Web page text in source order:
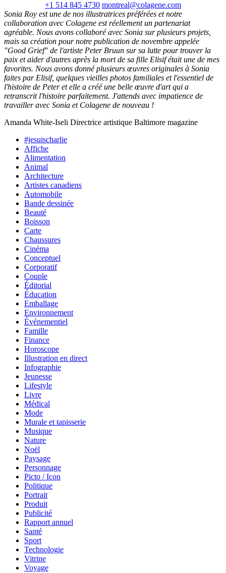
+1 514 845 4730 montreal@colagene.com
Sonia Roy est une de nos illustratrices préférées et notre
collaboration avec Colagene est réellement un partenariat
agréable. Nous avons collaboré avec Sonia sur plusieurs projets,
mais sa création pour notre publication de novembre appelée
"Good Grief" de l'artiste Peter Bruun sur sa lutte pour trouver la
paix et aider d'autres après la mort de sa fille Elisif était une de mes
favorites. Nous avons donné plusieurs œuvres originales à Sonia
faites par Elisif, quelques vieilles photos familiales et l'essentiel de
l'histoire de Peter et elle a créé une belle œuvre d'art qui a
retranscrit l'histoire parfaitement. J'attends avec impatience de
travailler avec Sonia et Colagene de nouveau !
Amanda White-Iseli Directrice artistique Baltimore magazine
#jesuischarlie
Affiche
Alimentation
Animal
Architecture
Artistes canadiens
Automobile
Bande dessinée
Beauté
Boisson
Carte
Chaussures
Cinéma
Conceptuel
Corporatif
Couple
Éditorial
Éducation
Emballage
Environnement
Événementiel
Famille
Finance
Horoscope
Illustration en direct
Infographie
Jeunesse
Lifestyle
Livre
Médical
Mode
Murale et tapisserie
Musique
Nature
Noël
Paysage
Personnage
Picto / Icon
Politique
Portrait
Produit
Publicité
Rapport annuel
Santé
Sport
Technologie
Vitrine
Voyage